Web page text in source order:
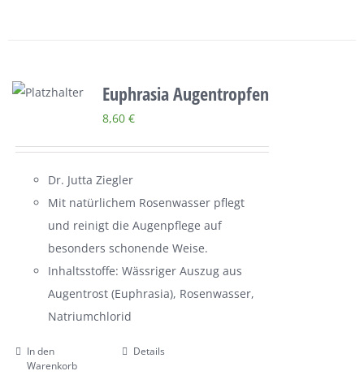
Euphrasia Augentropfen
8,60 €
Dr. Jutta Ziegler
Mit natürlichem Rosenwasser pflegt
und reinigt die Augenpflege auf
besonders schonende Weise.
Inhaltsstoffe: Wässriger Auszug aus
Augentrost (Euphrasia), Rosenwasser,
Natriumchlorid
In den
Warenkorb
Details